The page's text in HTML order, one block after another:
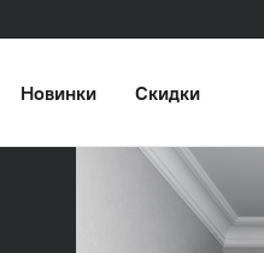
Новинки Скидки